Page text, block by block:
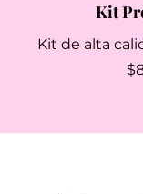
Kit
Kit de alta